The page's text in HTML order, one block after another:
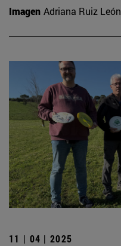
Imagen Adriana Ruiz León
11 | 04 | 2025